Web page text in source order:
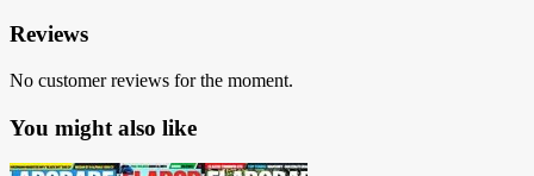
Reviews
No customer reviews for the moment.
You might also like